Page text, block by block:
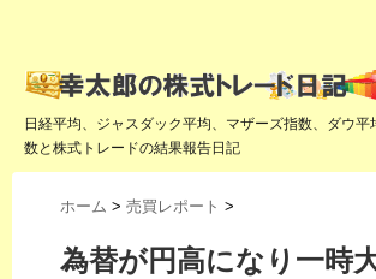
日経平均、ジャスダック平均、マザーズ指数、ダウ
数と株式トレードの結果報告日記
ホーム > 売買レポート >
為替が円高になり一時